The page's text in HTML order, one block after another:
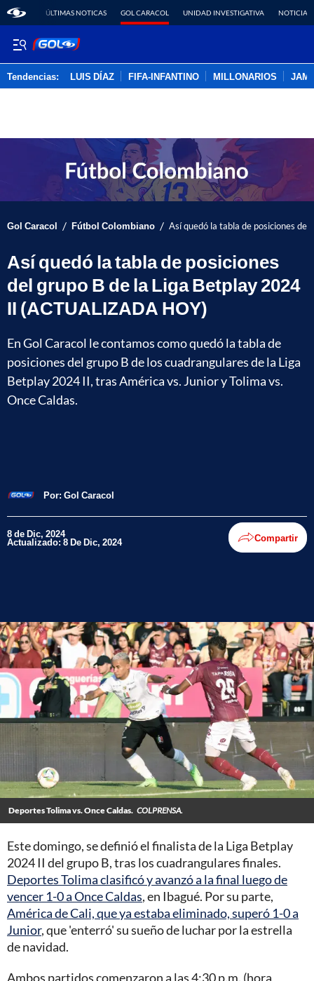
ÚLTIMAS NOTICAS GOL CARACOL UNIDAD INVESTIGATIVA NOTICIAS
Tendencias: LUIS DÍAZ FIFA-INFANTINO MILLONARIOS
Gol Caracol / Fútbol Colombiano / Así quedó la tabla de posiciones
Así quedó la tabla de posiciones
del grupo B de la Liga Betplay 2024
II (ACTUALIZADA HOY)
En Gol Caracol le contamos como quedó la tabla de
posiciones del grupo B de los cuadrangulares de la Liga
Betplay 2024 II, tras América vs. Junior y Tolima vs.
Once Caldas.
Por: Gol Caracol
8 de Dic, 2024
Actualizado: 8 De Dic, 2024 Compartir
Deportes Tolima vs. Once Caldas. COLPRENSA.
Este domingo, se definió el finalista de la Liga Betplay
2024 II del grupo B, tras los cuadrangulares finales.
Deportes Tolima clasificó y avanzó a la final luego de
vencer 1-0 a Once Caldas, en Ibagué. Por su parte,
América de Cali, que ya estaba eliminado, superó 1-0 a
Junior, que 'enterró' su sueño de luchar por la estrella
de navidad.
Ambos partidos comenzaron a las 4:30 p.m. (hora